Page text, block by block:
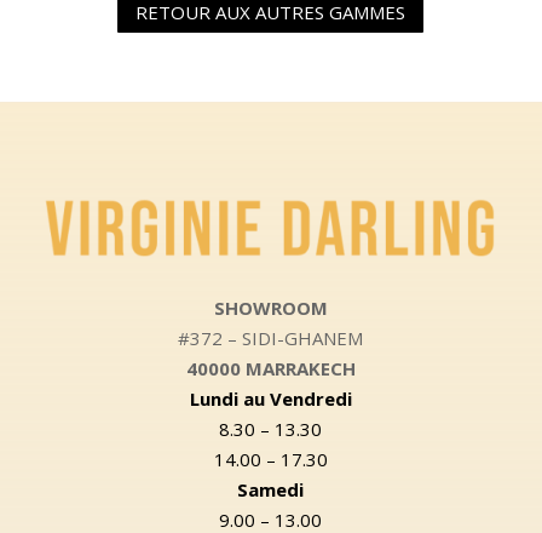
RETOUR AUX AUTRES GAMMES
SHOWROOM
#372 – SIDI-GHANEM
40000 MARRAKECH
Lundi au Vendredi
8.30 – 13.30
14.00 – 17.30
Samedi
9.00 – 13.00